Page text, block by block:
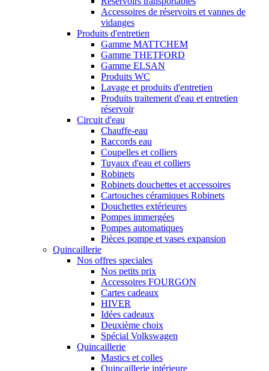
Accessoires de réservoirs et vannes de
vidanges
Produits d'entretien
Gamme MATTCHEM
Gamme THETFORD
Gamme ELSAN
Produits WC
Lavage et produits d'entretien
Produits traitement d'eau et entretien
réservoir
Circuit d'eau
Chauffe-eau
Raccords eau
Coupelles et colliers
Tuyaux d'eau et colliers
Robinets
Robinets douchettes et accessoires
Cartouches céramiques Robinets
Douchettes extérieures
Pompes immergées
Pompes automatiques
Pièces pompe et vases expansion
Quincaillerie
Nos offres speciales
Nos petits prix
Accessoires FOURGON
Cartes cadeaux
HIVER
Idées cadeaux
Deuxième choix
Spécial Volkswagen
Quincaillerie
Mastics et colles
Quincaillerie intérieure